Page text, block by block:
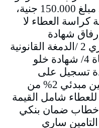
النيل شارع الوادي بعد سداد مبلغ 150.000 جنية،
كراسة العطاء لا
الشروط الاتية: 1/ إرفاق شهادة
التسجيل من المسجل التجاري 2 /الدمغة القانونية
3 /شهادة إبراء ذمة من الزكاة 4/ شهادة خلو
5/ شهادة تسجيل على
القيمة المضافة 6/ إرفاق تامين مبدئي 2% من
شامل القيمة
خطاب ضمان بنكي
ساري